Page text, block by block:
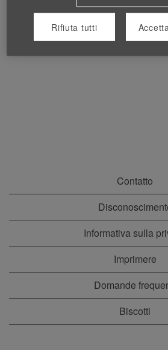
Contatto
Informativa sulla
Imprimere
Domande
Biscotti
Rifiuta tutti